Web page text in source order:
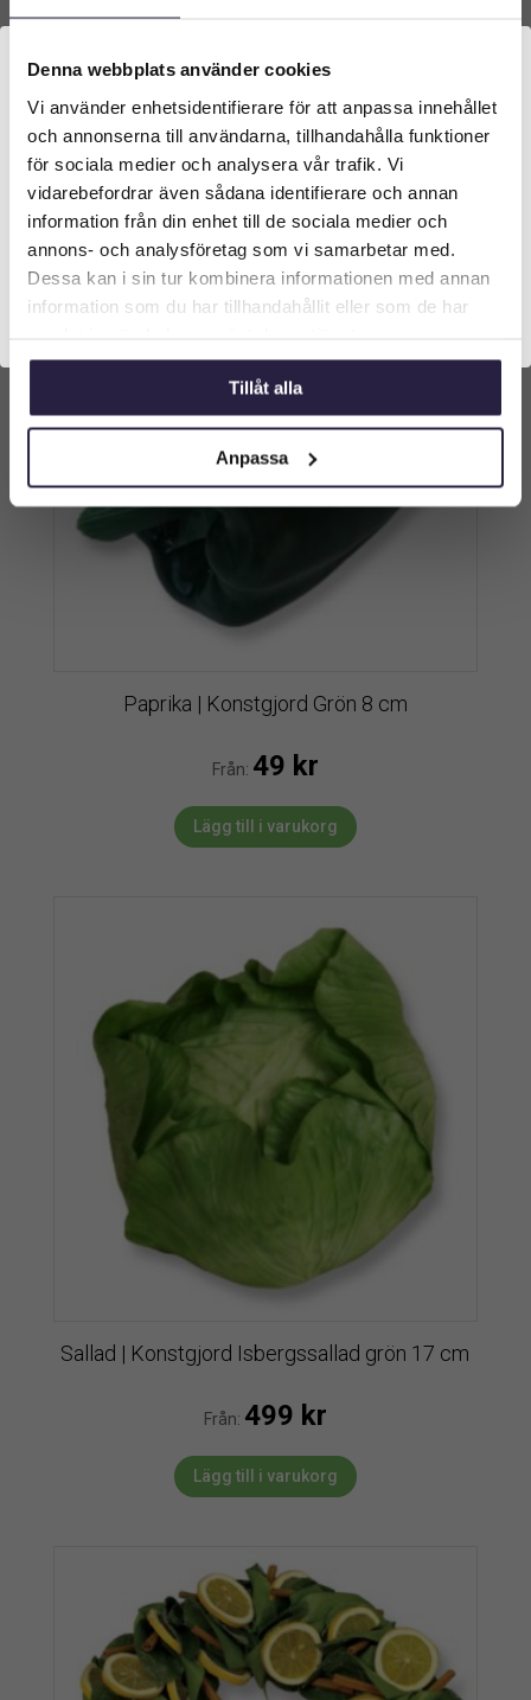
Denna webbplats använder cookies
Vi använder enhetsidentifierare för att anpassa innehållet
och annonserna till användarna, tillhandahålla funktioner
för sociala medier och analysera vår trafik. Vi
vidarebefordrar även sådana identifierare och annan
information från din enhet till de sociala medier och
annons- och analysföretag som vi samarbetar med.
Dessa kan i sin tur kombinera informationen med annan
information som du har tillhandahållit eller som de har
Tillåt alla
Anpassa
Från:189kr
Lägg till i varukorg
Paprika | Konstgjord Grön 8 cm
Från: 49 kr
Lägg till i varukorg
Sallad | Konstgjord Isbergssallad grön 17 cm
Från: 499 kr
Lägg till i varukorg
Välkommen till Webflower
Vilken typ av kund är du? Du kan alltid justera ditt val
längst upp på sidan.
Företagskund (exkl. moms)
Privatkund (inkl. moms)